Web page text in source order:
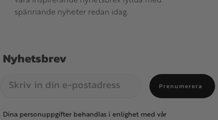
spännande nyheter redan idag.
Nyhetsbrev
Prenumerera
Dina personuppgifter behandlas i enlighet med vår